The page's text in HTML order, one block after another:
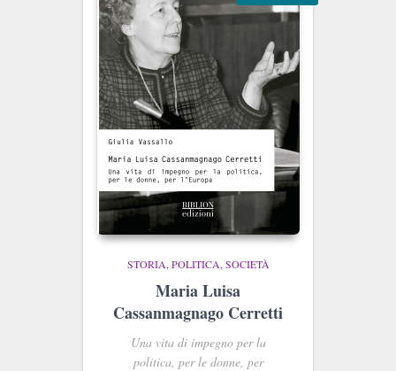
STORIA, POLITICA, SOCIETÀ
Maria Luisa
Cassanmagnago Cerretti
Una vita di impegno per la
politica, per le donne, per